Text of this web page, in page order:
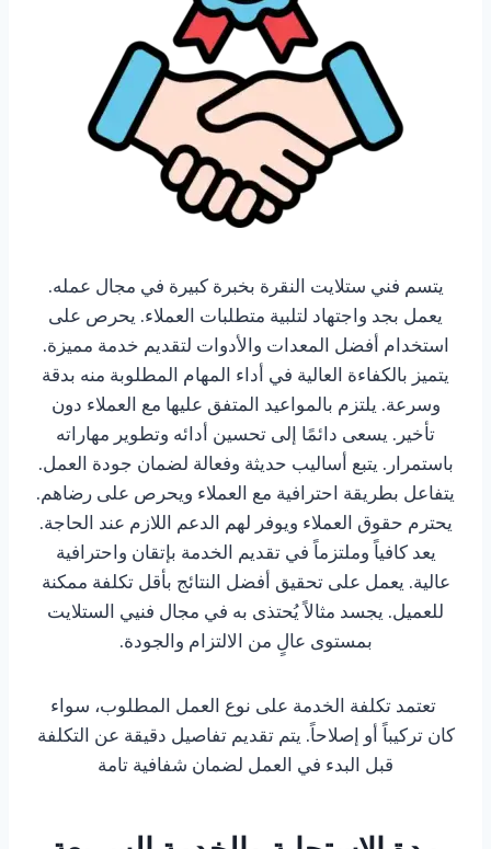
يتسم فني ستلايت النقرة بخبرة كبيرة في مجال عمله.
يعمل بجد واجتهاد لتلبية متطلبات العملاء. يحرص على
استخدام أفضل المعدات والأدوات لتقديم خدمة مميزة.
يتميز بالكفاءة العالية في أداء المهام المطلوبة منه بدقة
وسرعة. يلتزم بالمواعيد المتفق عليها مع العملاء دون
تأخير. يسعى دائمًا إلى تحسين أدائه وتطوير مهاراته
باستمرار. يتبع أساليب حديثة وفعالة لضمان جودة العمل.
يتفاعل بطريقة احترافية مع العملاء ويحرص على رضاهم.
يحترم حقوق العملاء ويوفر لهم الدعم اللازم عند الحاجة.
يعد كافياً وملتزماً في تقديم الخدمة بإتقان واحترافية
عالية. يعمل على تحقيق أفضل النتائج بأقل تكلفة ممكنة
للعميل. يجسد مثالاً يُحتذى به في مجال فنيي الستلايت
بمستوى عالٍ من الالتزام والجودة.
تعتمد تكلفة الخدمة على نوع العمل المطلوب، سواء
كان تركيباً أو إصلاحاً. يتم تقديم تفاصيل دقيقة عن التكلفة
قبل البدء في العمل لضمان شفافية تامة